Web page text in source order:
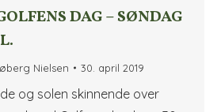
DAG – SØNDAG
Nielsen 30. april 2019
og solen skinnende over